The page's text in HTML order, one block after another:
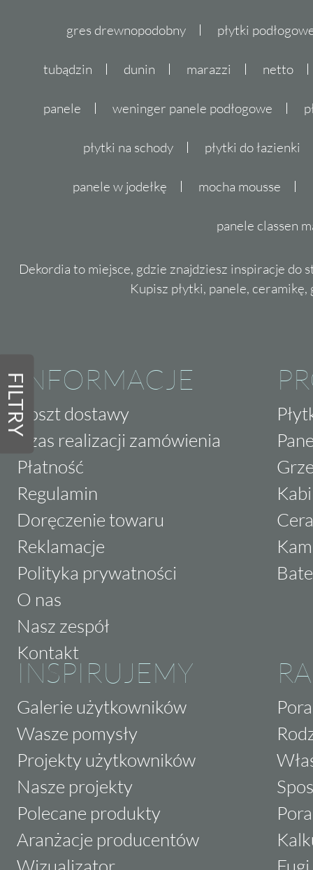
FILTRY
gres drewnopodobny płytki
tubądzin dunin marazzi netto
panele weninger panele podłogowe
płytki na schody płytki do łazienki
panele w jodełkę mocha mousse
panele classen
Dekordia to miejsce, gdzie znajdziesz inspiracje do
Kupisz płytki, panele,
INFORMACJE
Koszt dostawy
Czas realizacji zamówienia
Płatność
Regulamin
Doręczenie towaru
Reklamacje
Polityka prywatności
O nas
Nasz zespół
Kontakt
INSPIRUJEMY
Galerie użytkowników
Wasze pomysły
Projekty użytkowników
Nasze projekty
Polecane produkty
Aranżacje producentów
Wizualizator